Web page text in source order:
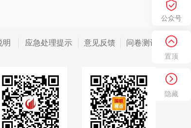
公众号
置顶
隐藏
明 应急处理提示 意见反馈 问卷测评